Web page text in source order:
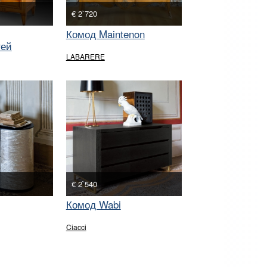
€ 2`720
Комод Maintenon
LABARERE
€ 2`540
Комод Wabi
Ciacci